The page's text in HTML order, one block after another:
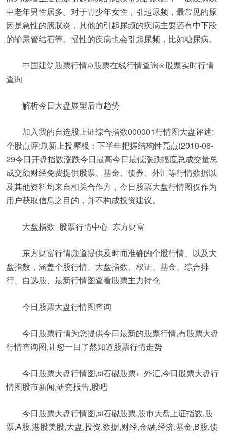
中老年男性居多。对于青少年女性，引起尿频，最常见的原
因是急性的膀胱炎，其他的引起尿频的疾病主要还有中下段
的输尿管结石等。慢性的疾病也会引起尿频，比如糖尿病。
中国建筑股票行情⊙股票在线行情查询⊙股票实时行情
查询
解析今日大盘展望后市趋势
加入我的自选股上证综合指数000001行情图大盘评述;
个股点评;刷新上投摩根：下半年把握结构性亮点(2010-06-
29今日开盘指数涨跌今日最高今日最低涨跌幅度总成交量总
成交额财经免费提供股票、基金、债券、外汇等行情数据以
及其他资料均来自相关合作方，今日股票大盘行情图仅作为
用户获取信息之目的，并不构成投资建议。
大盘指数_股票行情中心_东方财富
东方财富行情频道提供及时而准确的个股行情、以及大
盘指数，涵盖个股行情、大盘指数、权证、基金、综合排
行、自选股、最新行情图查看股票主力持仓
今日股票大盘行情图查询
今日股票行情为您提供今日最新的股票行情,有股票大盘
行情查询图,让您一目了然知道股票行情走势
今日股票大盘行情图,st石砚股票←外汇,今日股票大盘行
情图股市新闻,研究报告,股吧
今日股票大盘行情图,st石砚股票,股市大盘上证指数,股
票,A股,港股美股,大盘,投资,数据,财经,金融,经济,基金,B股,债